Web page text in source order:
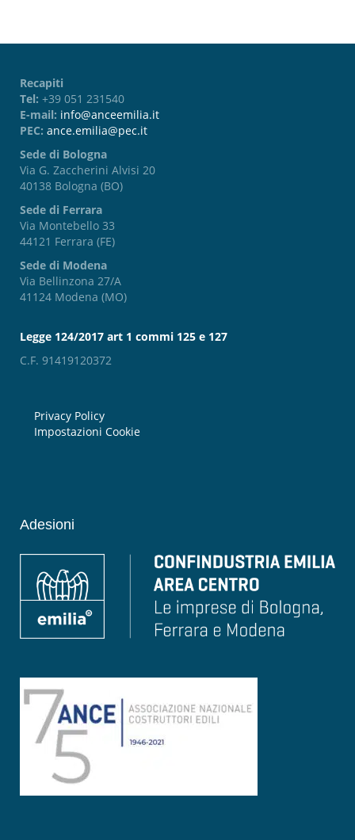
Recapiti
Tel: +39 051 231540
E-mail: info@anceemilia.it
PEC: ance.emilia@pec.it
Sede di Bologna
Via G. Zaccherini Alvisi 20
40138 Bologna (BO)
Sede di Ferrara
Via Montebello 33
44121 Ferrara (FE)
Sede di Modena
Via Bellinzona 27/A
41124 Modena (MO)
Legge 124/2017 art 1 commi 125 e 127
C.F. 91419120372
Privacy Policy
Impostazioni Cookie
Adesioni